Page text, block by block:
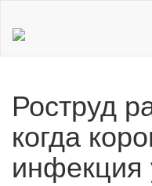
Роструд
когда
инфекция